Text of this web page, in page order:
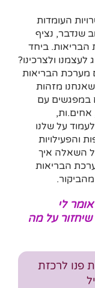
העומדות
שנדבר, נציף
הבריאות. ביחד
ולצרכינו?
מערכת הבריאות
שאנחנו מזהות
במפגשים עם
על שלנו
והפעילויות
השאלה איך
הבריאות
לי
על מה
פנו לרכזת